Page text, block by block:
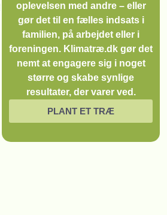
oplevelsen med andre – eller
gør det til en fælles indsats i
familien, på arbejdet eller i
foreningen. Klimatræ.dk gør det
nemt at engagere sig i noget
større og skabe synlige
resultater, der varer ved.
PLANT ET TRÆ